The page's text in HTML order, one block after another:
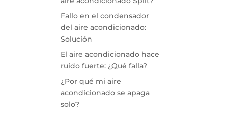
Fallo en el condensador
del aire acondicionado:
Solución
El aire acondicionado hace
ruido fuerte: ¿Qué falla?
¿Por qué mi aire
acondicionado se apaga
solo?